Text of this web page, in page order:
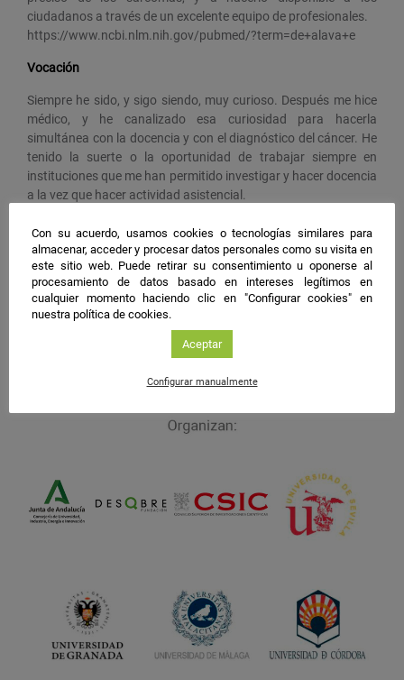
ciudadanos a través de un excelente equipo de profesionales.
https://www.ncbi.nlm.nih.gov/pubmed/?term=de+alava+e
Vocación
Siempre he sido, y sigo siendo, muy curioso. Después me hice
médico, y he canalizado esa curiosidad para hacerla
simultánea con la docencia y con el diagnóstico del cáncer. He
tenido la suerte o la oportunidad de trabajar siempre en
instituciones que me han permitido investigar y hacer docencia
a la vez que hacer actividad asistencial.
Deseo científico
Saber cómo diagnosticar mejor y cómo conseguir mejores
resultados en el tratamiento de los pacientes con los sarcomas
#NIGHTSpain
Con su acuerdo, usamos cookies o tecnologías similares para
almacenar, acceder y procesar datos personales como su visita en
este sitio web. Puede retirar su consentimiento u oponerse al
procesamiento de datos basado en intereses legítimos en
cualquier momento haciendo clic en "Configurar cookies" en
nuestra política de cookies.
Aceptar
Configurar manualmente